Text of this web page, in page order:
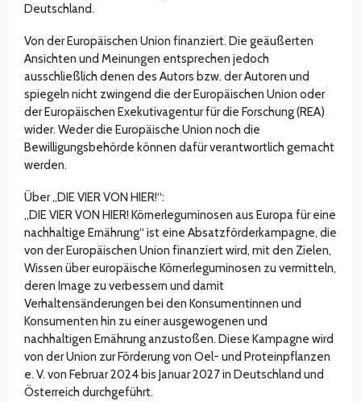
Deutschland.
Von der Europäischen Union finanziert. Die geäußerten
Ansichten und Meinungen entsprechen jedoch
ausschließlich denen des Autors bzw. der Autoren und
spiegeln nicht zwingend die der Europäischen Union oder
der Europäischen Exekutivagentur für die Forschung (REA)
wider. Weder die Europäische Union noch die
Bewilligungsbehörde können dafür verantwortlich gemacht
werden.
Über „DIE VIER VON HIER!“:
„DIE VIER VON HIER! Körnerleguminosen aus Europa für eine
nachhaltige Ernährung“ ist eine Absatzförderkampagne, die
von der Europäischen Union finanziert wird, mit den Zielen,
Wissen über europäische Körnerleguminosen zu vermitteln,
deren Image zu verbessern und damit
Verhaltensänderungen bei den Konsumentinnen und
Konsumenten hin zu einer ausgewogenen und
nachhaltigen Ernährung anzustoßen. Diese Kampagne wird
von der Union zur Förderung von Oel- und Proteinpflanzen
e. V. von Februar 2024 bis Januar 2027 in Deutschland und
Österreich durchgeführt.